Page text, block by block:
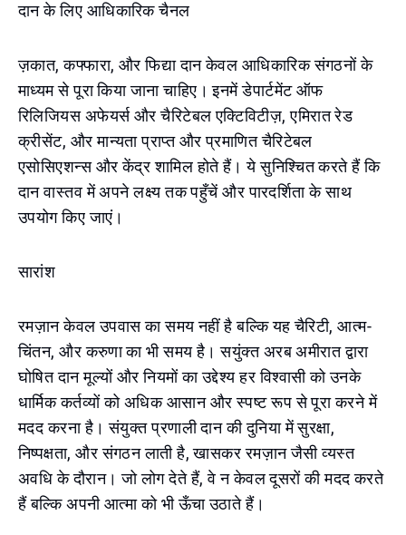
दान के लिए आधिकारिक चैनल
ज़कात, कफ्फारा, और फिद्या दान केवल आधिकारिक संगठनों के
माध्यम से पूरा किया जाना चाहिए। इनमें डेपार्टमेंट ऑफ
रिलिजियस अफेयर्स और चैरिटेबल एक्टिविटीज़, एमिरात रेड
क्रीसेंट, और मान्यता प्राप्त और प्रमाणित चैरिटेबल
एसोसिएशन्स और केंद्र शामिल होते हैं। ये सुनिश्चित करते हैं कि
दान वास्तव में अपने लक्ष्य तक पहुँचें और पारदर्शिता के साथ
उपयोग किए जाएं।
सारांश
रमज़ान केवल उपवास का समय नहीं है बल्कि यह चैरिटी, आत्म-
चिंतन, और करुणा का भी समय है। सयुंक्त अरब अमीरात द्वारा
घोषित दान मूल्यों और नियमों का उद्देश्य हर विश्वासी को उनके
धार्मिक कर्तव्यों को अधिक आसान और स्पष्ट रूप से पूरा करने में
मदद करना है। संयुक्त प्रणाली दान की दुनिया में सुरक्षा,
निष्पक्षता, और संगठन लाती है, खासकर रमज़ान जैसी व्यस्त
अवधि के दौरान। जो लोग देते हैं, वे न केवल दूसरों की मदद करते
हैं बल्कि अपनी आत्मा को भी ऊँचा उठाते हैं।